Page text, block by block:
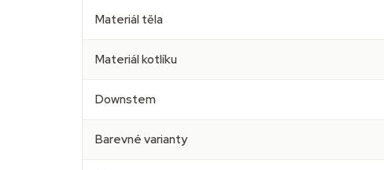
Materiál těla
Materiál kotlíku
Downstem
Barevné varianty